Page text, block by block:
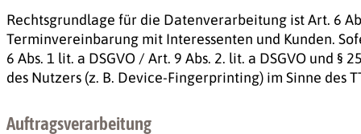
Rechtsgrundlage für die Datenverarbeitung ist Art. 6
Terminvereinbarung mit Interessenten und Kunden.
6 Abs. 1 lit. a DSGVO / Art. 9 Abs. 2. lit. a DSGVO und
des Nutzers (z. B. Device-Fingerprinting) im Sinne des
Auftragsverarbeitung